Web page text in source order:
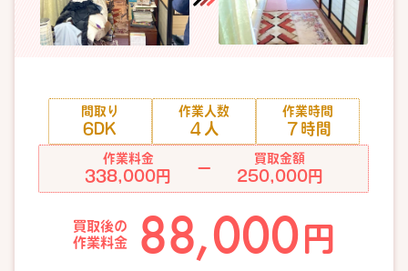
間取り
6DK
作業人数
４人
作業時間
７時間
作業料金
338,000円
ー
買取金額
250,000円
買取後の
作業料金
88,000 円